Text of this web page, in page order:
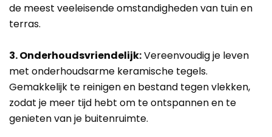
de meest veeleisende omstandigheden van tuin en
terras.
3. Onderhoudsvriendelijk:Vereenvoudig je leven
met onderhoudsarme keramische tegels.
Gemakkelijk te reinigen en bestand tegen vlekken,
zodat je meer tijd hebt om te ontspannen en te
genieten van je buitenruimte.